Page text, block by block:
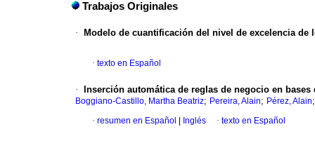
Trabajos Originales
· Modelo de cuantificación del nivel de excelencia
· texto en Español
· Inserción automática de reglas de negocio en bases
Boggiano-Castillo, Martha Beatriz; Pereira, Alain; Pérez, Alain
· resumen en Español Inglés · texto en Español